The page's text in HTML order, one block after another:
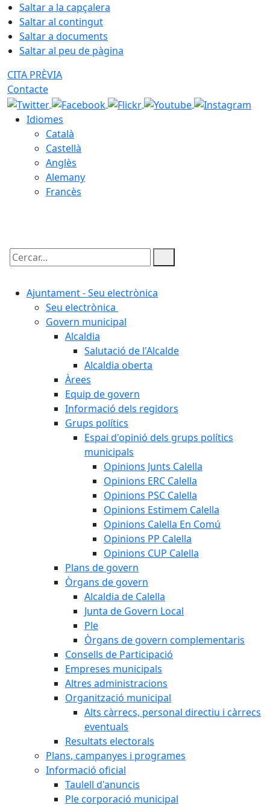
Saltar a la capçalera
Saltar al contingut
Saltar a documents
Saltar al peu de pàgina
CITA PRÈVIA
Contacte
Idiomes
Català
Castellà
Anglès
Alemany
Francès
Cercar:
Ajuntament - Seu electrònica
Seu electrònica
Govern municipal
Alcaldia
Salutació de l'Alcalde
Alcaldia oberta
Àrees
Equip de govern
Informació dels regidors
Grups polítics
Espai d'opinió dels grups polítics
municipals
Opinions Junts Calella
Opinions ERC Calella
Opinions PSC Calella
Opinions Estimem Calella
Opinions Calella En Comú
Opinions PP Calella
Opinions CUP Calella
Plans de govern
Òrgans de govern
Alcaldia de Calella
Junta de Govern Local
Ple
Òrgans de govern complementaris
Consells de Participació
Empreses municipals
Altres administracions
Organització municipal
Alts càrrecs, personal directiu i càrrecs
eventuals
Resultats electorals
Plans, campanyes i programes
Informació oficial
Taulell d'anuncis
Ple corporació municipal